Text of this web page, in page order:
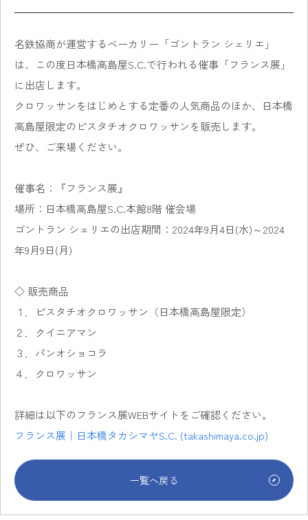
名鉄協商が運営するベーカリー「ゴントラン シェリエ」
は、この度日本橋高島屋S.C.で行われる催事「フランス展」
に出店します。
クロワッサンをはじめとする定番の人気商品のほか、日本橋
高島屋限定のピスタチオクロワッサンを販売します。
ぜひ、ご来場ください。
催事名：『フランス展』
場所：日本橋高島屋S.C.本館8階 催会場
ゴントラン シェリエの出店期間：2024年9月4日(水)～2024
年9月9日(月)
◇ 販売商品
１．ピスタチオクロワッサン（日本橋高島屋限定）
２．クイニアマン
３．パンオショコラ
４．クロワッサン
詳細は以下のフランス展WEBサイトをご確認ください。
フランス展｜日本橋タカシマヤS.C. (takashimaya.co.jp)
一覧へ戻る